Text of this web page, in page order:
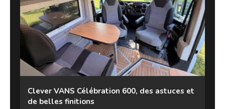
Clever VANS Célébration 600, des astuces et
de belles finitions